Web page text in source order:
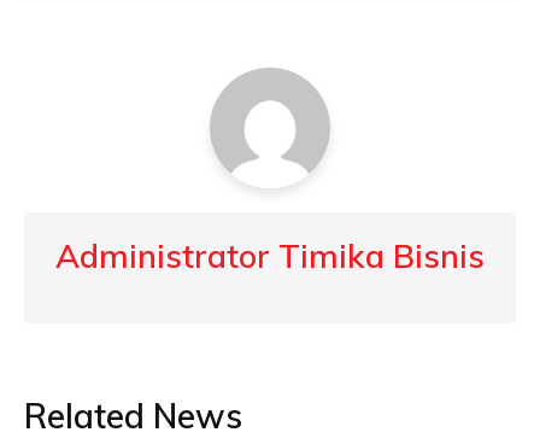
Administrator Timika Bisnis
Related News